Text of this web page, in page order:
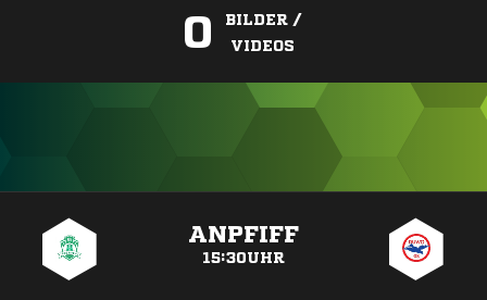
0
BILDER /
VIDEOS
ANPFIFF
15:30UHR